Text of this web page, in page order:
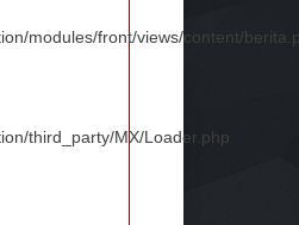
modules/front/views/content/
third_party/MX/Loader.php